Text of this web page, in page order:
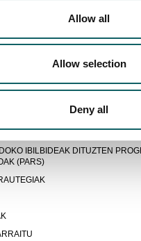
Allow all
Allow selection
Deny all
MEKANIKOA
ETA KONPETENTZIAK
IBILBIDEAK DITUZTEN
(PARS)